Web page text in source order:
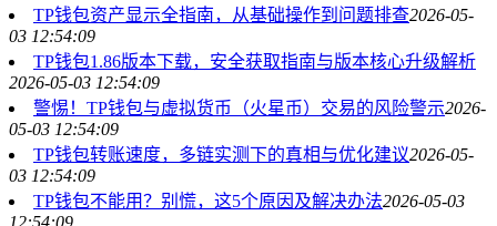
TP钱包资产显示全指南，从基础操作到问题排查2026-05-
03 12:54:09
TP钱包1.86版本下载，安全获取指南与版本核心升级解析
2026-05-03 12:54:09
警惕！TP钱包与虚拟货币（火星币）交易的风险警示2026-
05-03 12:54:09
TP钱包转账速度，多链实测下的真相与优化建议2026-05-
03 12:54:09
TP钱包不能用？别慌，这5个原因及解决办法2026-05-03
12:54:09